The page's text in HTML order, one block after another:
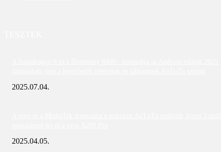
2025.07.04.
2025.04.05.